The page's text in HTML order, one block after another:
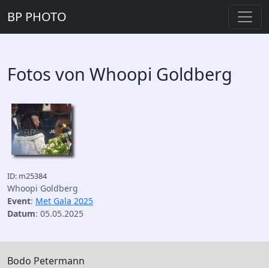
BP PHOTO
Fotos von Whoopi Goldberg
ID: m25384
Whoopi Goldberg
Event: Met Gala 2025
Datum: 05.05.2025
Bodo Petermann